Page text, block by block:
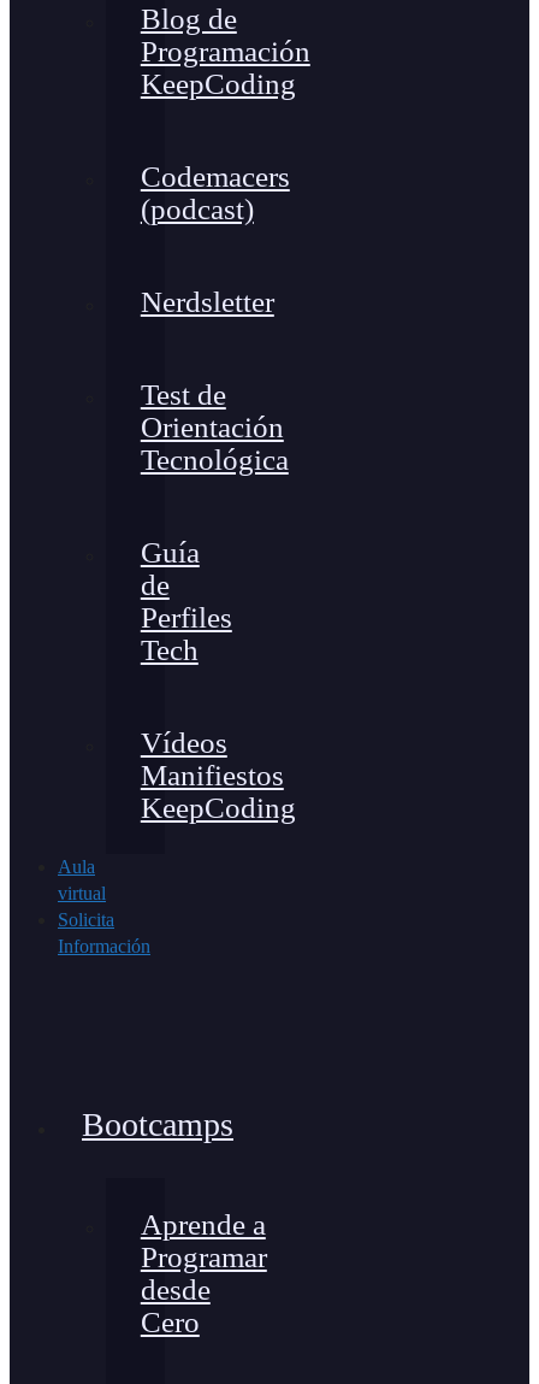
Blog de
Programación
KeepCoding
Codemacers
(podcast)
Nerdsletter
Test de
Orientación
Tecnológica
Guía
de
Perfiles
Tech
Vídeos
Manifiestos
KeepCoding
Aula
virtual
Solicita
Información
Bootcamps
Aprende a
Programar
desde
Cero